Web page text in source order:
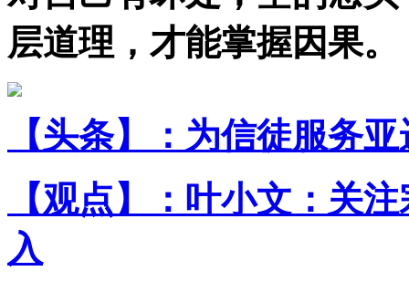
层道理，才能掌握因果。
【头条】：为信徒服务
【观点】：叶小文：关
入